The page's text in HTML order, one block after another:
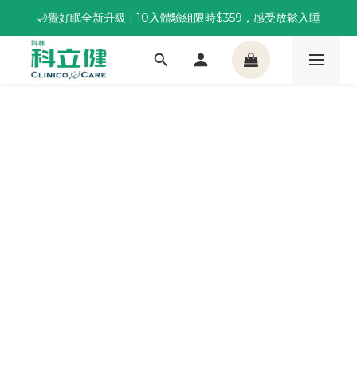
董事長推薦保養組合｜體驗價 $1,800 起，最高享 6 折
🌙覺好眠全新升級 | 10入體驗組限時$359，感受放鬆入睡
董事長推薦保養組合｜體驗價 $1,800 起，最高享 6 折